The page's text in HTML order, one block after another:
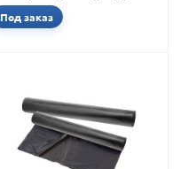
Под заказ